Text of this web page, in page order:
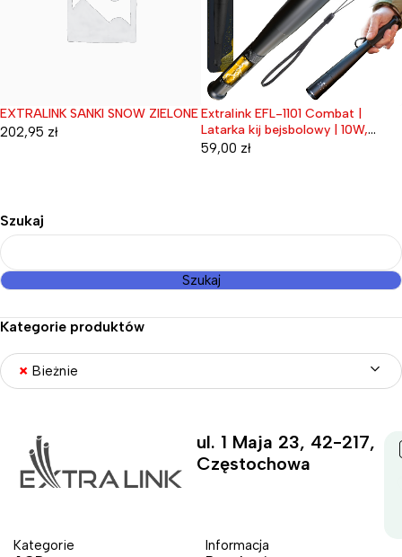
Wyprzedane
EXTRALINK SANKI SNOW ZIELONE
202,95 zł
Extralink EFL-1101 Combat |
Latarka kij bejsbolowy | 10W,
300lm
59,00 zł
Szukaj
Szukaj
Kategorie produktów
× Bieżnie
ul. 1 Maja 23, 42-217,
Częstochowa
Kategorie Informacja